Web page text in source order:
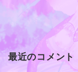
最近のコメント